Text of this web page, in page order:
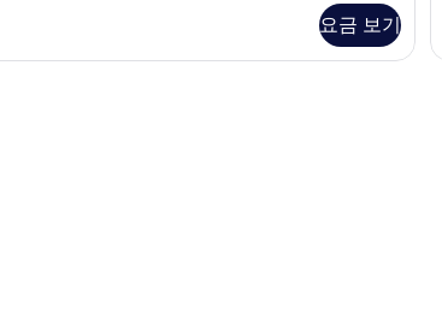
요금 보기
자
, 템퍼페딕 침대, 객실 내 금고